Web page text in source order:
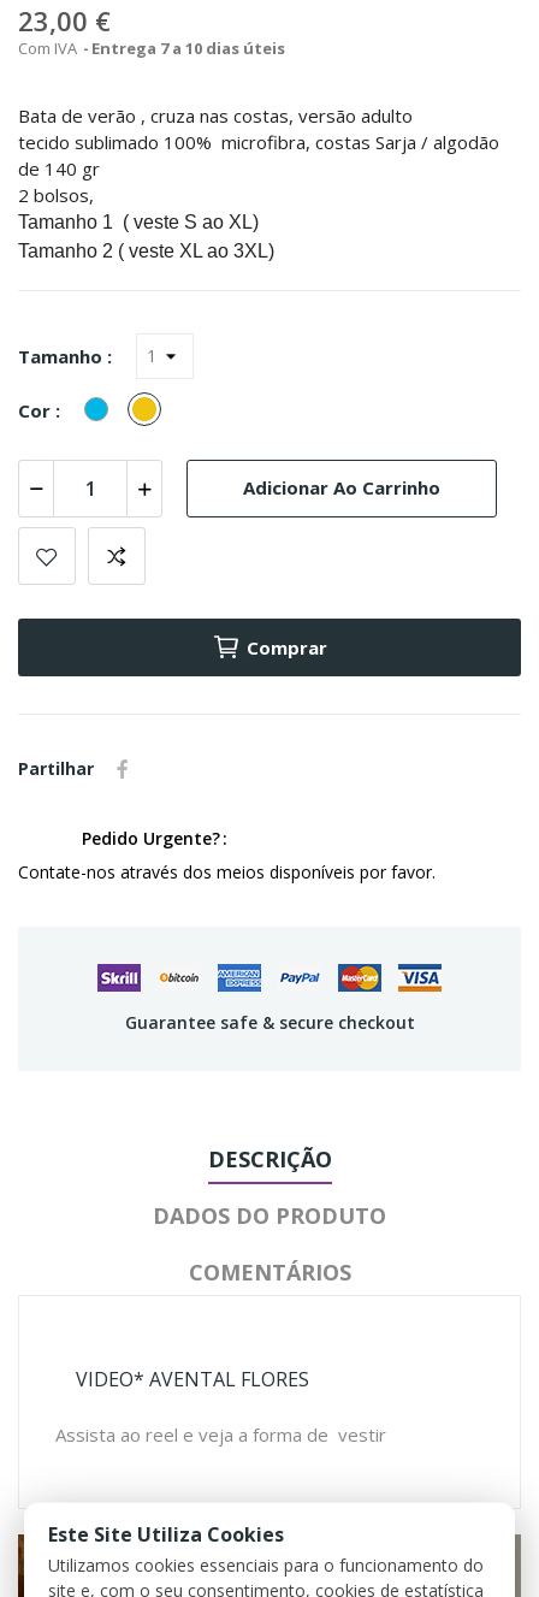
23,00 €
Com IVA Entrega 7 a 10 dias úteis
Bata de verão , cruza nas costas, versão adulto
tecido sublimado 100% microfibra, costas Sarja / algodão
de 140 gr
2 bolsos,
Tamanho 1 ( veste S ao XL)
Tamanho 2 ( veste XL ao 3XL)
Tamanho :
Cor : Turquesa
(Azul)
Amarelo
Adicionar Ao Carrinho
Comprar
Partilhar
Pedido Urgente?
Contate-nos através dos meios disponíveis por favor.
Guarantee safe & secure checkout
DESCRIÇÃO
DADOS DO PRODUTO
COMENTÁRIOS
VIDEO* AVENTAL FLORES
Assista ao reel e veja a forma de vestir
Este Site Utiliza Cookies
Utilizamos cookies essenciais para o funcionamento do
site e, com o seu consentimento, cookies de estatística